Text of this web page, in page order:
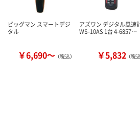
ビッグマン スマートデジ
タル
￥6,690～ （税込）
アズワン デジタル風速
WS-10AS 1台 4-6857…
￥5,832 （税